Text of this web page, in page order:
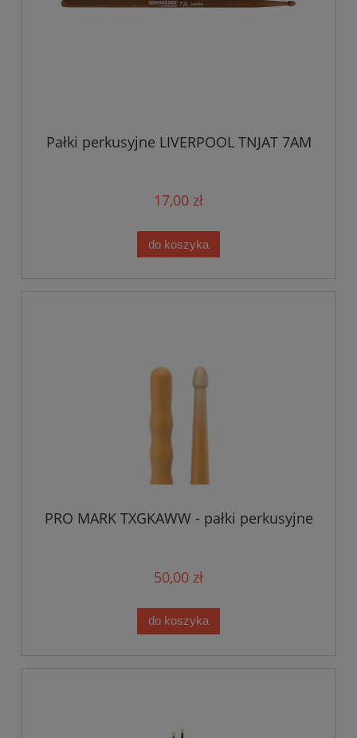
Pałki perkusyjne LIVERPOOL TNJAT 7AM
17,00 zł
do koszyka
PRO MARK TXGKAWW - pałki perkusyjne
50,00 zł
do koszyka